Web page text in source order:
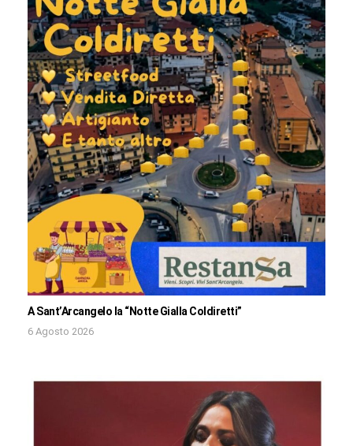
A Sant’Arcangelo la “Notte Gialla Coldiretti”
6 Agosto 2026